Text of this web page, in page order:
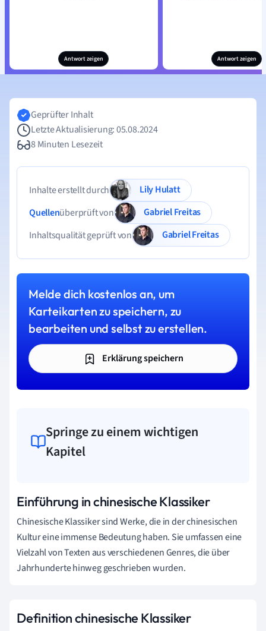
Antwort zeigen Antwort zeigen
Geprüfter Inhalt
Letzte Aktualisierung: 05.08.2024
8 Minuten Lesezeit
Inhalte erstellt durch
Lily Hulatt
Quellenüberprüft von
Gabriel Freitas
Inhaltsqualität geprüft von
Gabriel Freitas
Melde dich kostenlos an, um
Karteikarten zu speichern, zu
bearbeiten und selbst zu erstellen.
Erklärung speichern
Springe zu einem wichtigen
Kapitel
Einführung in chinesische Klassiker
Chinesische Klassiker sind Werke, die in der chinesischen
Kultur eine immense Bedeutung haben. Sie umfassen eine
Vielzahl von Texten aus verschiedenen Genres, die über
Jahrhunderte hinweg geschrieben wurden.
Definition chinesische Klassiker